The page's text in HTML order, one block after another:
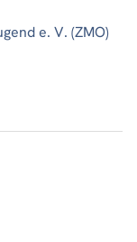
e. V. (ZMO)